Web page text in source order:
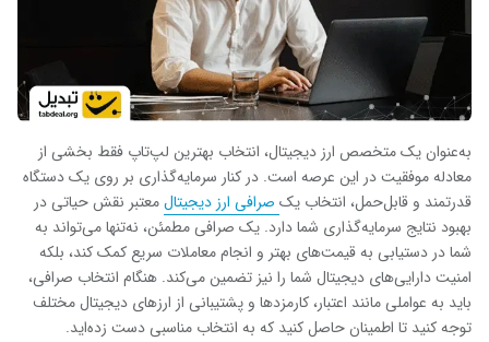
به‌عنوان یک متخصص ارز دیجیتال، انتخاب بهترین لپ‌تاپ فقط بخشی از
معادله موفقیت در این عرصه است. در کنار سرمایه‌گذاری بر روی یک دستگاه
قدرتمند و قابل‌حمل، انتخاب یک صرافی ارز دیجیتالمعتبر نقش حیاتی در
بهبود نتایج سرمایه‌گذاری شما دارد. یک صرافی مطمئن، نه‌تنها می‌تواند به
شما در دستیابی به قیمت‌های بهتر و انجام معاملات سریع‌ کمک کند، بلکه
امنیت دارایی‌های دیجیتال شما را نیز تضمین می‌کند. هنگام انتخاب صرافی،
باید به عواملی مانند اعتبار، کارمزدها و پشتیبانی از ارزهای دیجیتال مختلف
توجه کنید تا اطمینان حاصل کنید که به انتخاب مناسبی دست زده‌اید.